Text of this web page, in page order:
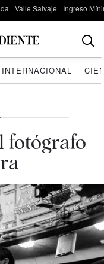
Valle Salvaje Ingreso
INTERNACIONAL
fotógrafo